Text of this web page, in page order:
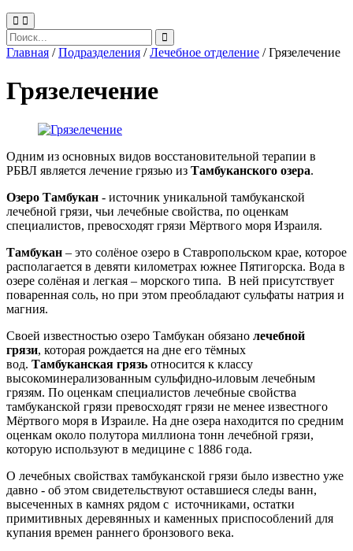
Главная /Подразделения /Лечебное отделение /Грязелечение
Грязелечение
Одним из основных видов восстановительной терапии в
РБВЛ является лечение грязью из Тамбуканского озера.
Озеро Тамбукан - источник уникальной тамбуканской
лечебной грязи, чьи лечебные свойства, по оценкам
специалистов, превосходят грязи Мёртвого моря Израиля.
Тамбукан – это солёное озеро в Ставропольском крае, которое
располагается в девяти километрах южнее Пятигорска. Вода в
озере солёная и легкая – морского типа. В ней присутствует
поваренная соль, но при этом преобладают сульфаты натрия и
магния.
Своей известностью озеро Тамбукан обязано лечебной
грязи, которая рождается на дне его тёмных
вод. Тамбуканская грязь относится к классу
высокоминерализованным сульфидно-иловым лечебным
грязям. По оценкам специалистов лечебные свойства
тамбуканской грязи превосходят грязи не менее известного
Мёртвого моря в Израиле. На дне озера находится по средним
оценкам около полутора миллиона тонн лечебной грязи,
которую используют в медицине с 1886 года.
О лечебных свойствах тамбуканской грязи было известно уже
давно - об этом свидетельствуют оставшиеся следы ванн,
высеченных в камнях рядом с источниками, остатки
примитивных деревянных и каменных приспособлений для
купания времен раннего бронзового века.